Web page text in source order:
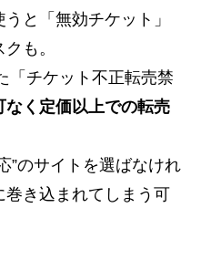
と「無効チケット」
も。
「チケット不正転売禁
なく定価以上での転売
”のサイトを選ばなけれ
き込まれてしまう可